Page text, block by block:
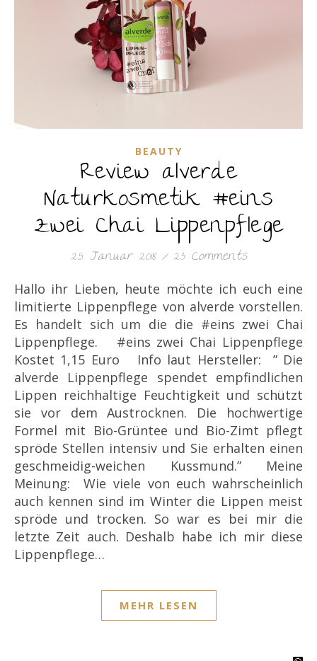
BEAUTY
Review alverde
Naturkosmetik #eins
zwei Chai Lippenpflege
25. Januar 2018 / 23 Comments
Hallo ihr Lieben, heute möchte ich euch eine
limitierte Lippenpflege von alverde vorstellen.
Es handelt sich um die die #eins zwei Chai
Lippenpflege. #eins zwei Chai Lippenpflege
Kostet 1,15 Euro Info laut Hersteller: ” Die
alverde Lippenpflege spendet empfindlichen
Lippen reichhaltige Feuchtigkeit und schützt
sie vor dem Austrocknen. Die hochwertige
Formel mit Bio-Grüntee und Bio-Zimt pflegt
spröde Stellen intensiv und Sie erhalten einen
geschmeidig-weichen Kussmund.” Meine
Meinung: Wie viele von euch wahrscheinlich
auch kennen sind im Winter die Lippen meist
spröde und trocken. So war es bei mir die
letzte Zeit auch. Deshalb habe ich mir diese
Lippenpflege…
MEHR LESEN